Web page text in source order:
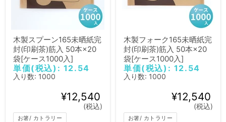
木製スプーン165未晒紙完
封(印刷茶)筋入 50本×20
袋[ケース1000入]
単価(税込): 12.54
入り数: 1000
¥12,540
(税込)
お箸/ カトラリー
木製フォーク165未晒紙完
封(印刷茶)筋入 50本×20
袋[ケース1000入]
単価(税込): 12.54
入り数: 1000
¥12,540
(税込)
お箸/ カトラリー